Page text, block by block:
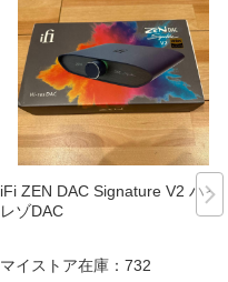
iFi ZEN DAC Signature V2 ハイ
レゾDAC
マイストア在庫： 732